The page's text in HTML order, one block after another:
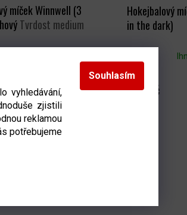
vyhledávání,
zjistili
reklamou
potřebujeme
Souhlasím
míček Winnwell (3
Tvrdost medium
Hokejbalový
in the dark)
190 Kč